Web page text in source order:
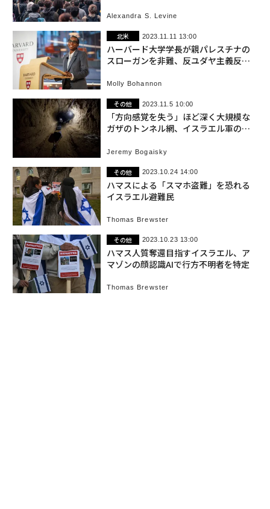
Alexandra S. Levine
北米 2023.11.11 13:00
ハーバード大学学長が親パレスチナの
スローガンを非難、反ユダヤ主義反対
Molly Bohannon
その他 2023.11.5 10:00
「方向感覚を失う」ほど深く大規模な
ガザのトンネル網、イスラエル軍の作
Jeremy Bogaisky
その他 2023.10.24 14:00
ハマスによる「スマホ盗難」を恐れる
イスラエル避難民
Thomas Brewster
その他 2023.10.23 13:00
ハマス人質奪還目指すイスラエル、ア
マゾンの顔認識AIで行方不明者を特定
Thomas Brewster